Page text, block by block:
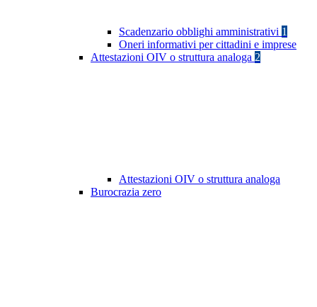
Scadenzario obblighi amministrativi 1
Oneri informativi per cittadini e imprese
Attestazioni OIV o struttura analoga 2
Attestazioni OIV o struttura analoga
Burocrazia zero